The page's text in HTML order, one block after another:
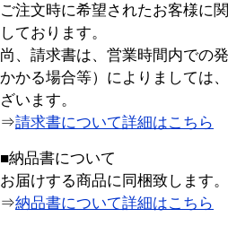
ご注文時に希望されたお客様に
しております。
尚、請求書は、営業時間内での
かかる場合等）によりましては
ざいます。
⇒請求書について詳細はこちら
■納品書について
お届けする商品に同梱致します。
⇒納品書について詳細はこちら